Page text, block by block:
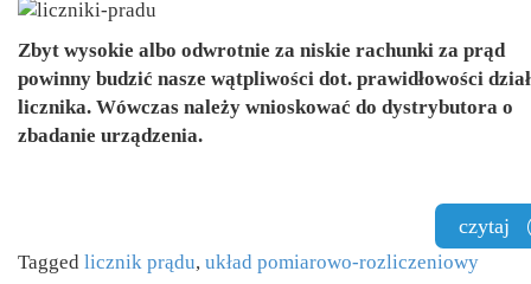
Zbyt wysokie albo odwrotnie za niskie rachunki za prąd
powinny budzić nasze wątpliwości dot. prawidłowości
licznika. Wówczas należy wnioskować do dystrybutora o
zbadanie urządzenia.
czytaj
Tagged licznik prądu, układ pomiarowo-rozliczeniowy